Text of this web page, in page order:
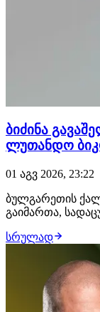
ბიძინა
ლუთანდო
01 აგვ 2026, 23:22
ბულგარეთის
გაიმართა,
ქართველმა
დივიზიონის
მუჰამედ
სრულად